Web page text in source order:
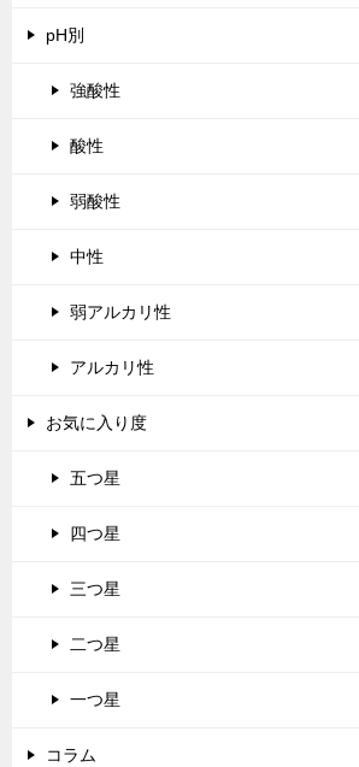
pH別
強酸性
酸性
弱酸性
中性
弱アルカリ性
アルカリ性
お気に入り度
五つ星
四つ星
三つ星
二つ星
一つ星
コラム